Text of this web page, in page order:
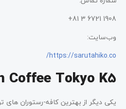
1908 6721 3 81+
وب‌سایت:
https://sarutahiko.co/
Coffee Tokyo K5